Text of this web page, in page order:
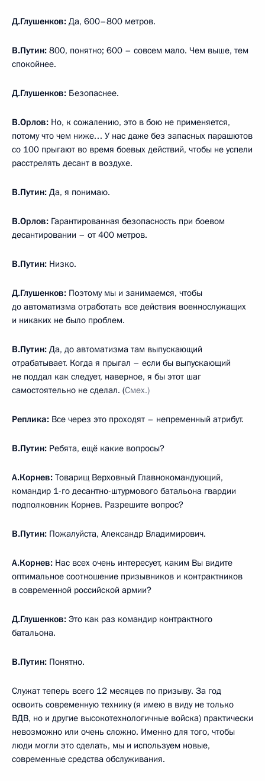
Д.Глушенков: Да, 600–800 метров.
В.Путин: 800, понятно; 600 – совсем мало. Чем выше, тем
спокойнее.
Д.Глушенков: Безопаснее.
В.Орлов: Но, к сожалению, это в бою не применяется,
потому что чем ниже… У нас даже без запасных парашютов
со 100 прыгают во время боевых действий, чтобы не успели
расстрелять десант в воздухе.
В.Путин: Да, я понимаю.
В.Орлов: Гарантированная безопасность при боевом
десантировании – от 400 метров.
В.Путин: Низко.
Д.Глушенков: Поэтому мы и занимаемся, чтобы
до автоматизма отработать все действия военнослужащих
и никаких не было проблем.
В.Путин: Да, до автоматизма там выпускающий
отрабатывает. Когда я прыгал – если бы выпускающий
не поддал как следует, наверное, я бы этот шаг
самостоятельно не сделал. (Смех.)
Реплика: Все через это проходят – непременный атрибут.
В.Путин: Ребята, ещё какие вопросы?
А.Корнев: Товарищ Верховный Главнокомандующий,
командир 1-го десантно-штурмового батальона гвардии
подполковник Корнев. Разрешите вопрос?
В.Путин: Пожалуйста, Александр Владимирович.
А.Корнев: Нас всех очень интересует, каким Вы видите
оптимальное соотношение призывников и контрактников
в современной российской армии?
Д.Глушенков: Это как раз командир контрактного
батальона.
В.Путин: Понятно.
Служат теперь всего 12 месяцев по призыву. За год
освоить современную технику (я имею в виду не только
ВДВ, но и другие высокотехнологичные войска) практически
невозможно или очень сложно. Именно для того, чтобы
люди могли это сделать, мы и используем новые,
современные средства обслуживания.